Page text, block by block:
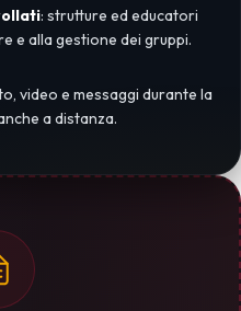
: strutture ed educatori
e alla gestione dei gruppi.
video e messaggi durante la
a distanza.